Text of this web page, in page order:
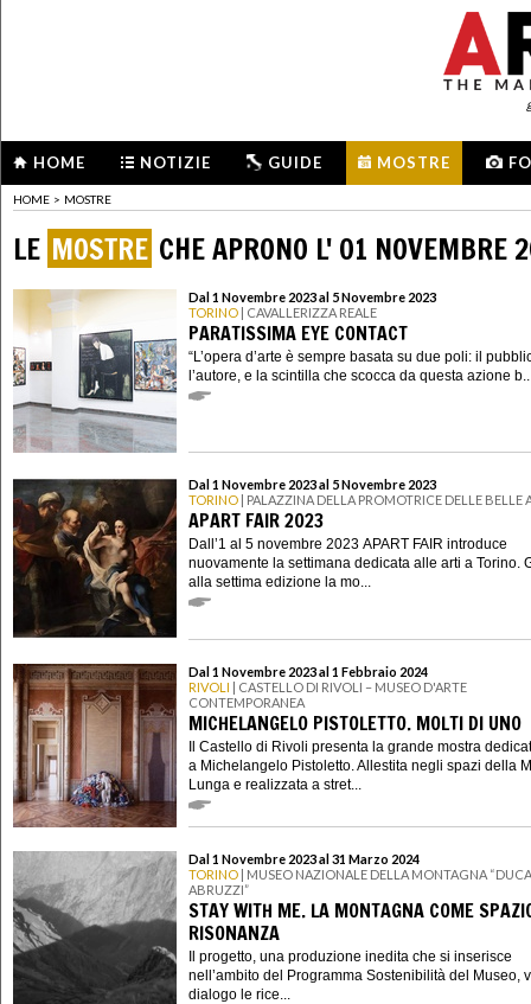
HOME NOTIZIE GUIDE MOSTRE
HOME > MOSTRE
LE MOSTRE CHE APRONO L' 01 NOVEMBRE
Dal 1 Novembre 2023 al 5 Novembre 2023
TORINO | CAVALLERIZZA REALE
PARATISSIMA EYE CONTACT
“L’opera d’arte è sempre basata su due poli: il
l’autore, e la scintilla che scocca da questa azione
Dal 1 Novembre 2023 al 5 Novembre 2023
TORINO | PALAZZINA DELLA PROMOTRICE DELLE BELLE
APART FAIR 2023
Dall’1 al 5 novembre 2023 APART FAIR introduce
nuovamente la settimana dedicata alle arti a Torino.
alla settima edizione la mo...
Dal 1 Novembre 2023 al 1 Febbraio 2024
RIVOLI | CASTELLO DI RIVOLI – MUSEO D'ARTE
CONTEMPORANEA
MICHELANGELO PISTOLETTO. MOLTI DI UNO
Il Castello di Rivoli presenta la grande mostra
a Michelangelo Pistoletto. Allestita negli spazi della
Lunga e realizzata a stret...
Dal 1 Novembre 2023 al 31 Marzo 2024
TORINO | MUSEO NAZIONALE DELLA MONTAGNA
ABRUZZI”
STAY WITH ME. LA MONTAGNA COME
RISONANZA
Il progetto, una produzione inedita che si inserisce
nell’ambito del Programma Sostenibilità del Museo,
dialogo le rice...